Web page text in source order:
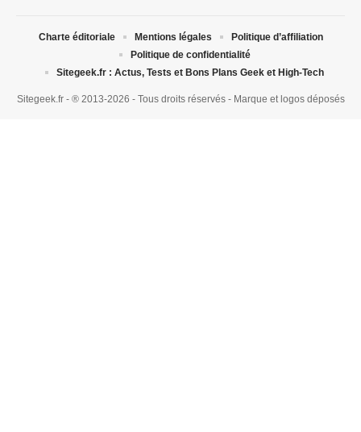
Sitegeek.fr - ® 2013-2026 - Tous droits réservés - Marque et logos déposés
Charte éditoriale Mentions légales
Politique d’affiliation
Politique de confidentialité
Sitegeek.fr : Actus, Tests et Bons Plans Geek et High-Tech